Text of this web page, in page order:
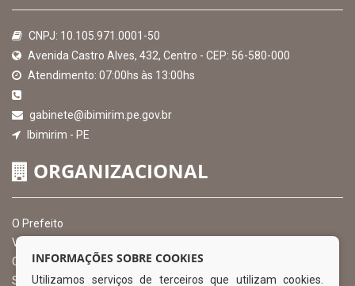
CNPJ: 10.105.971.0001-50
Avenida Castro Alves, 432, Centro - CEP: 56-580-000
Atendimento: 07:00hs às 13:00hs
gabinete@ibimirim.pe.gov.br
Ibimirim - PE
ORGANIZACIONAL
O Prefeito
Vice Prefeito
Ouvidoria Municipal
Serviço de Informação ao Cidadão – SIC
INFORMAÇÕES SOBRE COOKIES
Utilizamos serviços de terceiros que utilizam cookies.